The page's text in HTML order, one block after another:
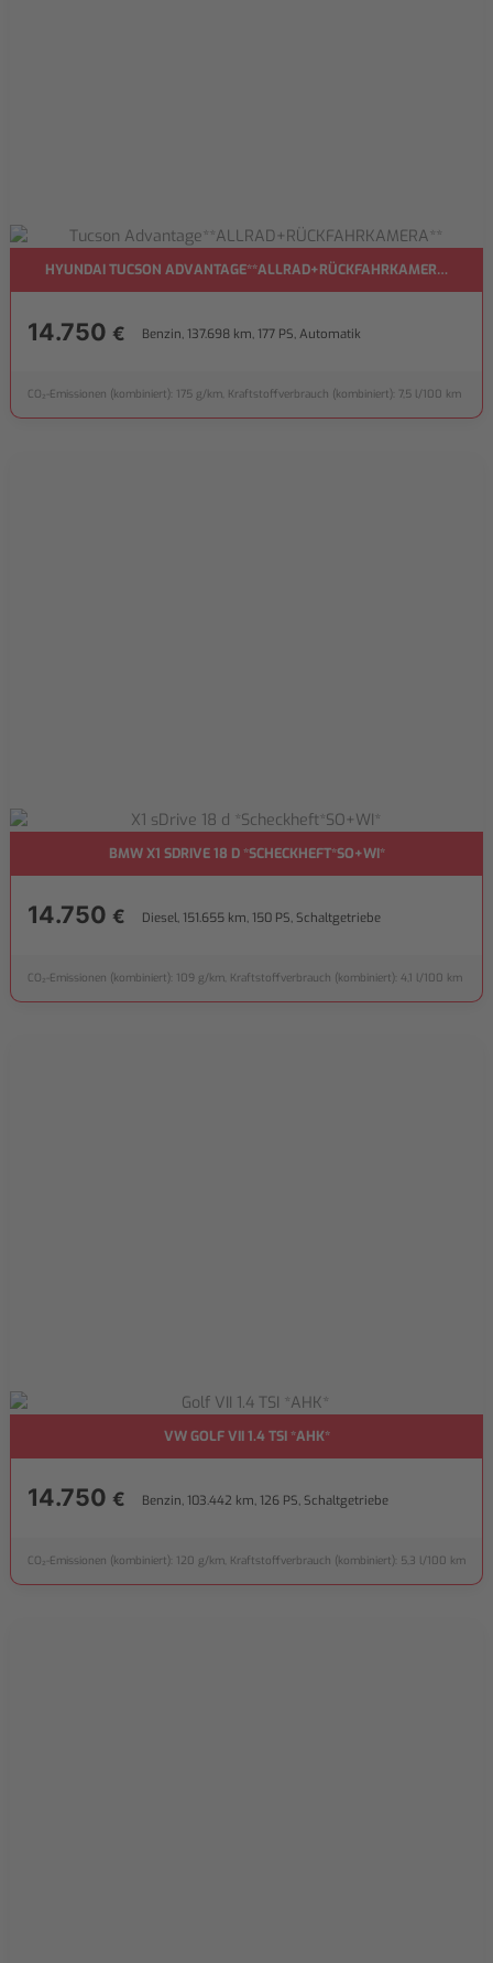
HYUNDAI TUCSON ADVANTAGE**ALLRAD+RÜCKFAHRKAMERA**
14.750 € Benzin, 137.698 km, 177 PS, Automatik
CO₂-Emissionen (kombiniert): 175 g/km, Kraftstoffverbrauch (kombiniert): 7,5 l/100 km
BMW X1 SDRIVE 18 D *SCHECKHEFT*SO+WI*
14.750 € Diesel, 151.655 km, 150 PS, Schaltgetriebe
CO₂-Emissionen (kombiniert): 109 g/km, Kraftstoffverbrauch (kombiniert): 4,1 l/100 km
VW GOLF VII 1.4 TSI *AHK*
14.750 € Benzin, 103.442 km, 126 PS, Schaltgetriebe
CO₂-Emissionen (kombiniert): 120 g/km, Kraftstoffverbrauch (kombiniert): 5,3 l/100 km